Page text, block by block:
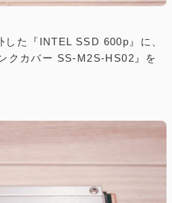
した『INTEL SSD 600p』に、
クカバー SS-M2S-HS02』を